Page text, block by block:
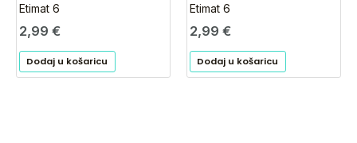
Etimat 6
2,99 €
Dodaj u košaricu
Etimat 6
2,99 €
Dodaj u košaricu